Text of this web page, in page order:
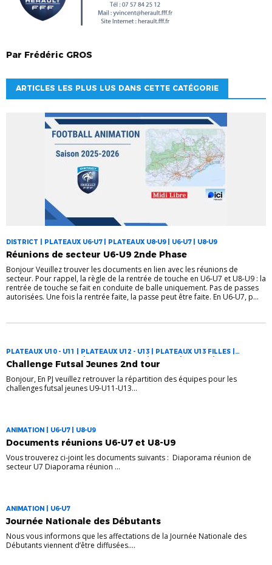
Par Frédéric GROS
ARTICLES LES PLUS LUS DANS CETTE CATÉGORIE
DISTRICT | PLATEAUX U6-U7 | PLATEAUX U8-U9 | U6-U7 | U8-U9
Réunions de secteur U6-U9 2nde Phase
Bonjour Veuillez trouver les documents en lien avec les réunions de
secteur. Pour rappel, la règle de la rentrée de touche en U6-U7 et U8-U9 : la
rentrée de touche se fait en conduite de balle uniquement. Pas de passes
autorisées. Une fois la rentrée faite, la passe peut être faite. En U6-U7, p...
PLATEAUX U10 - U11 | PLATEAUX U12 - U13 | PLATEAUX U13 FILLES |
PLATEAUX U13 FILLES | PLATEAUX U8-U9 | U10-U11 | U12-U13 | U8-U9
Challenge Futsal Jeunes 2nd tour
Bonjour, En PJ veuillez retrouver la répartition des équipes pour les
challenges futsal jeunes U9-U11-U13...
ANIMATION | U6-U7 | U8-U9
Documents réunions U6-U7 et U8-U9
Vous trouverez ci-joint les documents suivants : Diaporama réunion de
secteur U7 Diaporama réunion ...
ANIMATION | U6-U7
Journée Nationale des Débutants
Nous vous informons que les affectations de la Journée Nationale des
Débutants viennent d’être diffusées....